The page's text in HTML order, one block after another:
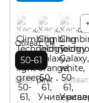
Обхват, см
50-61
Цвет pink